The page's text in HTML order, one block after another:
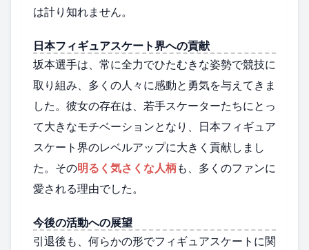
は計り知れません。
日本フィギュアスケート界への貢献
坂本選手は、常に全力でひたむきな姿勢で競技に
取り組み、多くの人々に感動と勇気を与えてきま
した。彼女の存在は、若手スケーターたちにとっ
て大きなモチベーションとなり、日本フィギュア
スケート界のレベルアップに大きく貢献しまし
た。その明るく気さくな人柄も、多くのファンに
愛される理由でした。
今後の活動への展望
引退後も、何らかの形でフィギュアスケートに関